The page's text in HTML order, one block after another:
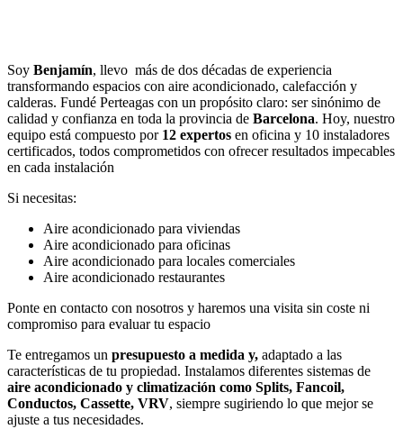
Soy Benjamín, llevo más de dos décadas de experiencia
transformando espacios con aire acondicionado, calefacción y
calderas. Fundé Perteagas con un propósito claro: ser sinónimo de
calidad y confianza en toda la provincia de Barcelona. Hoy, nuestro
equipo está compuesto por 12 expertos en oficina y 10 instaladores
certificados, todos comprometidos con ofrecer resultados impecables
en cada instalación
Si necesitas:
Aire acondicionado para viviendas
Aire acondicionado para oficinas
Aire acondicionado para locales comerciales
Aire acondicionado restaurantes
Ponte en contacto con nosotros y haremos una visita sin coste ni
compromiso para evaluar tu espacio
Te entregamos un presupuesto a medida y, adaptado a las
características de tu propiedad. Instalamos diferentes sistemas de
aire acondicionado y climatización como Splits, Fancoil,
Conductos, Cassette, VRV, siempre sugiriendo lo que mejor se
ajuste a tus necesidades.